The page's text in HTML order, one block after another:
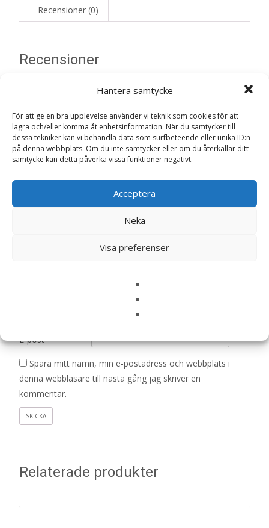
Hantera samtycke
För att ge en bra upplevelse använder vi teknik som cookies för att
lagra och/eller komma åt enhetsinformation. När du samtycker till
dessa tekniker kan vi behandla data som surfbeteende eller unika ID:n
på denna webbplats. Om du inte samtycker eller om du återkallar ditt
samtycke kan detta påverka vissa funktioner negativt.
Acceptera
Neka
Visa preferenser
Recensioner (0)
Recensioner
Det finns inga recensioner än.
Bli först med att recensera ”Grain Free
Salmon & Potato hundfoder – 12 kg –
Arion”
Din e-postadress kommer inte publiceras. Obligatoriska fält
är märkta*
E-post*
Spara mitt namn, min e-postadress och webbplats i
denna webbläsare till nästa gång jag skriver en
kommentar.
Relaterade produkter